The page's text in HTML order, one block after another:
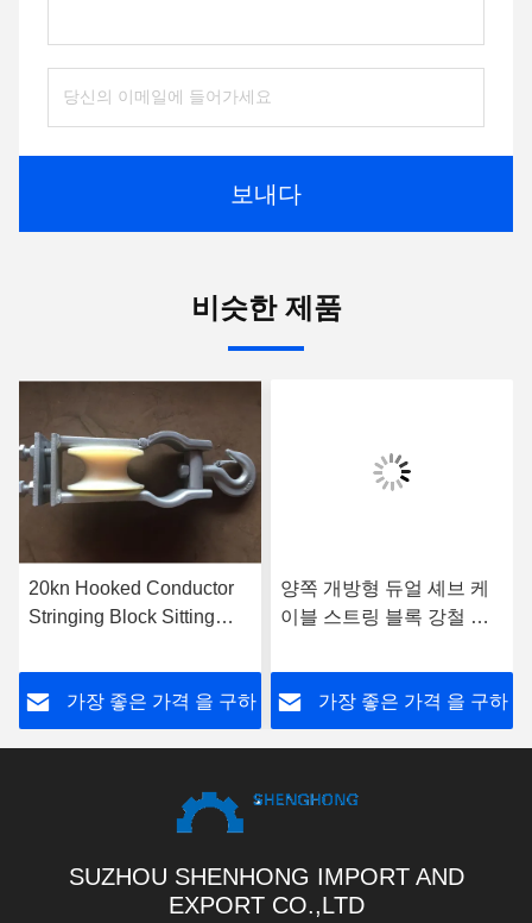
보내다
비슷한 제품
20kn Hooked Conductor
Stringing Block Sitting
Stringing Pulley 20kn
Hooked Conductor
Stringing Block Sitting
Stringing Pulley 20kn
Hooked Conductor
Sitting Hanging Double
Use Stringing Pulley 20kn
가장 좋은 가격 을 구하
양쪽 개방형 듀얼 셰브 케
이블 스트링 블록 강철 호
가장 좋은 가격 을 구하
SUZHOU SHENHONG IMPORT AND
EXPORT CO.,LTD